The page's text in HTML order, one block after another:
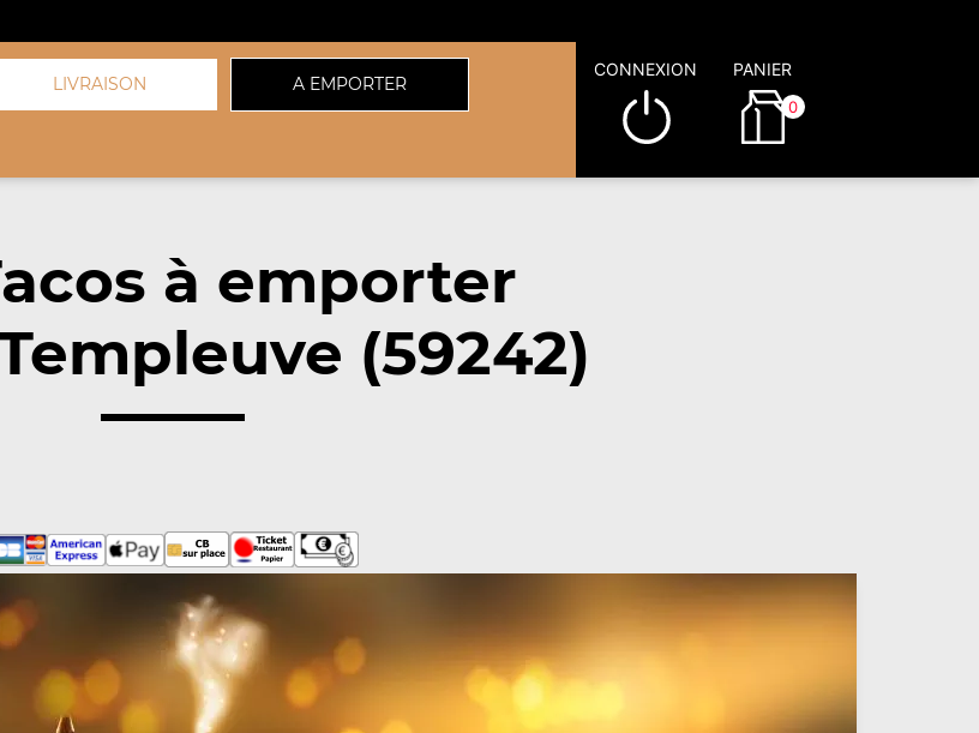
LIVRAISON A EMPORTER
CONNEXION PANIER
0
à emporter
(59242)